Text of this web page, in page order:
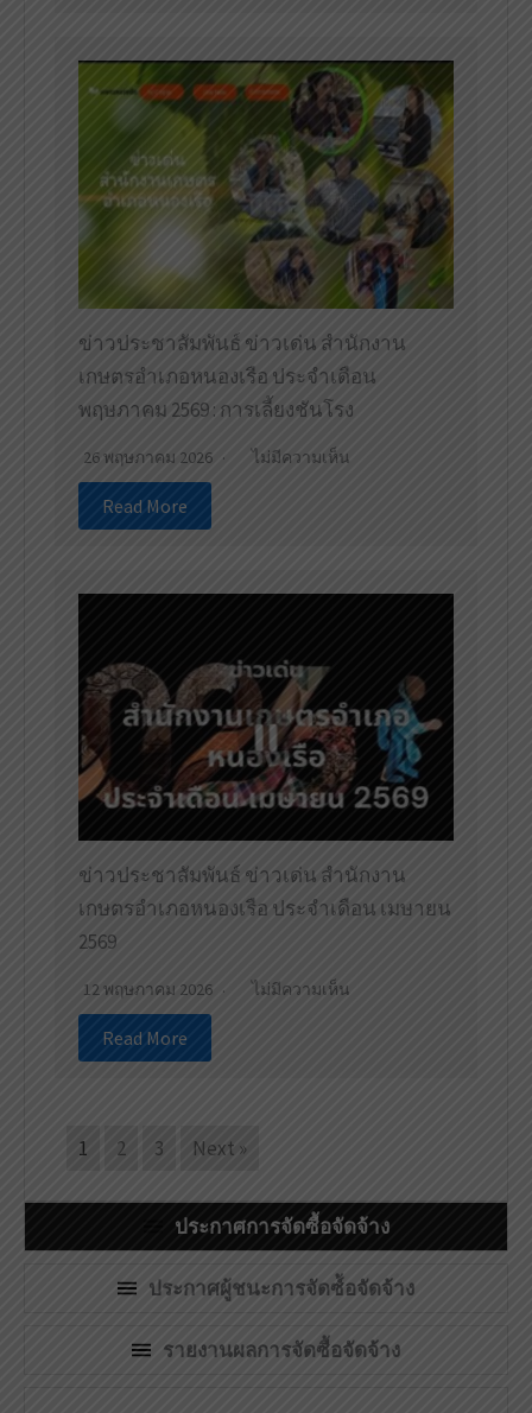
ข่าวประชาสัมพันธ์ ข่าวเด่น สำนักงาน
เกษตรอำเภอหนองเรือ ประจำเดือน
พฤษภาคม 2569 : การเลี้ยงชันโรง
26 พฤษภาคม 2026 ไม่มีความเห็น
Read More
ข่าวประชาสัมพันธ์ ข่าวเด่น สำนักงาน
เกษตรอำเภอหนองเรือ ประจำเดือน เมษายน
2569
12 พฤษภาคม 2026 ไม่มีความเห็น
Read More
1 2 3 Next »
ประกาศการจัดซื้อจัดจ้าง
ประกาศผู้ชนะการจัดซ์้อจัดจ้าง
รายงานผลการจัดซื้อจัดจ้าง